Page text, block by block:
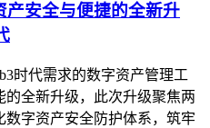
产安全与便捷的全新升
时代需求的数字资产管理工
全新升级，此次升级聚焦两
数字资产安全防护体系，筑牢